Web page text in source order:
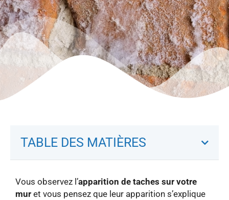
TABLE DES MATIÈRES
Vous observez l’apparition de taches sur votre
mur et vous pensez que leur apparition s’explique